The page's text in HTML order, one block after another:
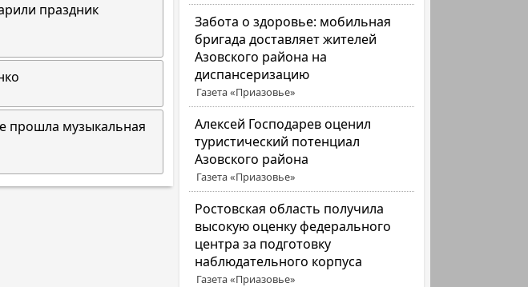
Забота о здоровье: мобильная
бригада доставляет жителей
Азовского района на
диспансеризацию
Газета «Приазовье»
Алексей Господарев оценил
туристический потенциал
Азовского района
Газета «Приазовье»
Ростовская область получила
высокую оценку федерального
центра за подготовку
наблюдательного корпуса
Газета «Приазовье»
праздник
прошла музыкальная